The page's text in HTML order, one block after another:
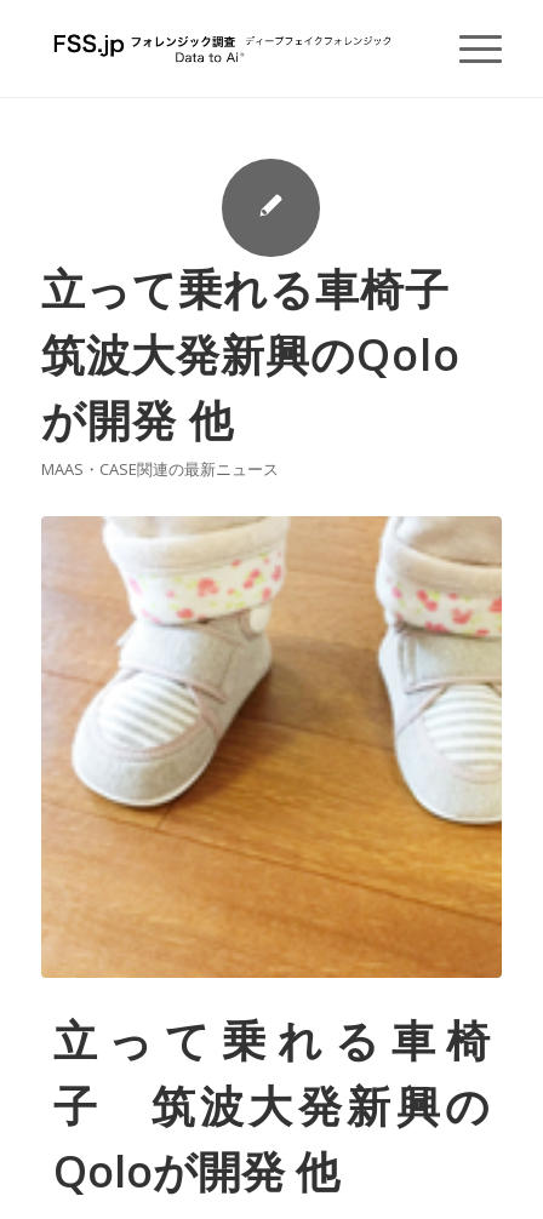
立って乗れる車椅子
筑波大発新興のQolo
が開発 他
MAAS・CASE関連の最新ニュース
立って乗れる車椅
子 筑波大発新興の
Qoloが開発 他